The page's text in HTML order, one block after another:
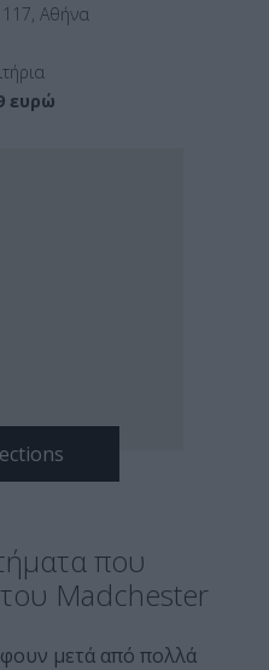
117, Αθήνα
ευρώ
που
Madchester
μετά από πολλά